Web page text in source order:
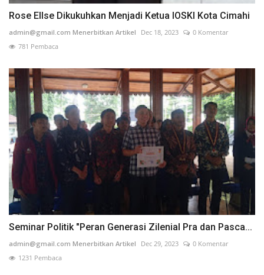
Rose Ellse Dikukuhkan Menjadi Ketua IOSKI Kota Cimahi
admin@gmail.com Menerbitkan Artikel Dec 18, 2023
0 Komentar
781 Pembaca
Seminar Politik "Peran Generasi Zilenial Pra dan Pasca...
admin@gmail.com Menerbitkan Artikel Dec 29, 2023
0 Komentar
1231 Pembaca